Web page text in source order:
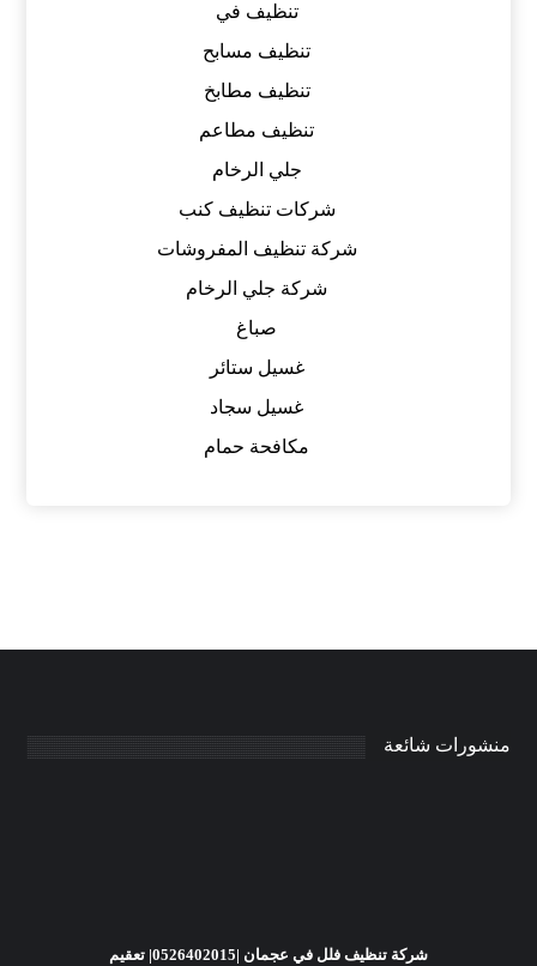
تنظيف في
تنظيف مسابح
تنظيف مطابخ
تنظيف مطاعم
جلي الرخام
شركات تنظيف كنب
شركة تنظيف المفروشات
شركة جلي الرخام
صباغ
غسيل ستائر
غسيل سجاد
مكافحة حمام
منشورات شائعة
شركة تنظيف فلل في عجمان |0526402015| تعقيم